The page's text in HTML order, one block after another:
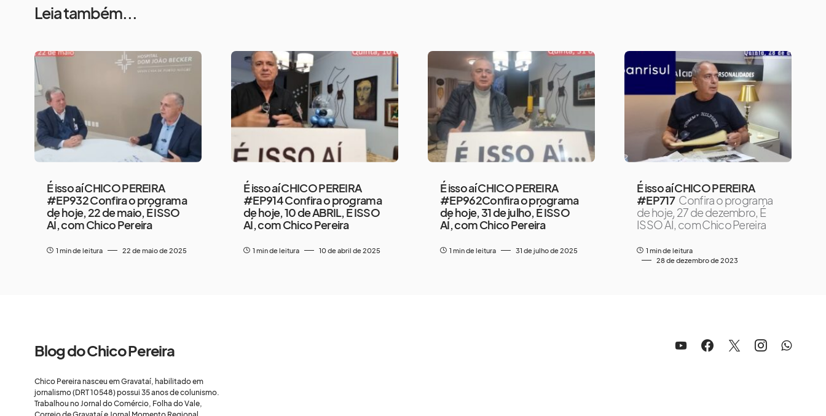
Leia também...
É isso aí CHICO PEREIRA
#EP932 Confira o programa
de hoje, 22 de maio, É ISSO
AÍ, com Chico Pereira
1 min de leitura 22 de maio de 2025
É isso aí CHICO PEREIRA
#EP914 Confira o programa
de hoje, 10 de ABRIL, É ISSO
AÍ, com Chico Pereira
1 min de leitura 10 de abril de 2025
É isso aí CHICO PEREIRA
#EP962Confira o programa
de hoje, 31 de julho, É ISSO
AÍ, com Chico Pereira
1 min de leitura 31 de julho de 2025
É isso aí CHICO PEREIRA
#EP717 Confira o programa
de hoje, 27 de dezembro, É
ISSO AÍ, com Chico Pereira
1 min de leitura
28 de dezembro de 2023
Blog do Chico Pereira
Chico Pereira nasceu em Gravataí, habilitado em
jornalismo (DRT 10548) possui 35 anos de colunismo.
Trabalhou no Jornal do Comércio, Folha do Vale,